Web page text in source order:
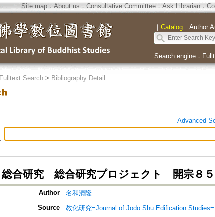
Site map．About us ． Consultative Committee． Ask Librarian．
｜ Catalog｜ Author
Search engine．
Fulltext Search> Bibliography Detail
Advanced
総合研究 総合研究プロジェクト 開宗８
Author
名和清隆
Source
教化研究=Journal of Jodo Shu Edification